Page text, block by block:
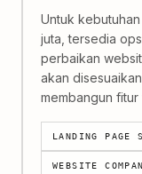
Untuk
juta, tersedia
perbaikan
akan
membangun
LANDING PAGE
WEBSITE